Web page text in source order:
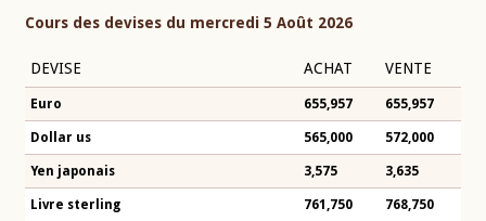
Cours des devises du mercredi 5 Août 2026
DEVISE ACHAT VENTE
Euro 655,957 655,957
Dollar us 565,000 572,000
Yen japonais 3,575 3,635
Livre sterling 761,750 768,750